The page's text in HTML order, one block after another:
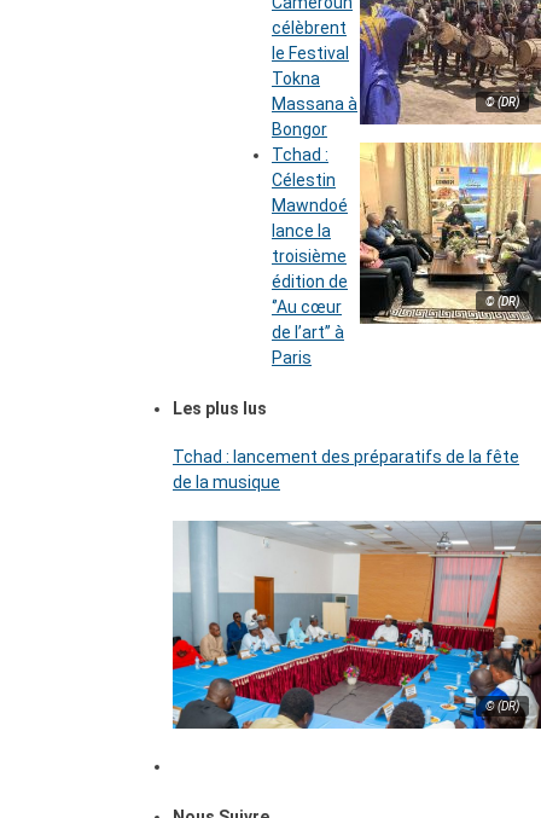
© (DR)
célèbrent
le Festival
Tokna
Massana à
Bongor
© (DR)
Tchad :
Célestin
Mawndoé
lance la
troisième
édition de
‘’Au cœur
de l’art’’ à
Paris
Les plus lus
Tchad : lancement des préparatifs de la fête
de la musique
© (DR)